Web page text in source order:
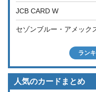
JCB CARD W
セゾンブルー・アメック
ラン
人気のカードまとめ